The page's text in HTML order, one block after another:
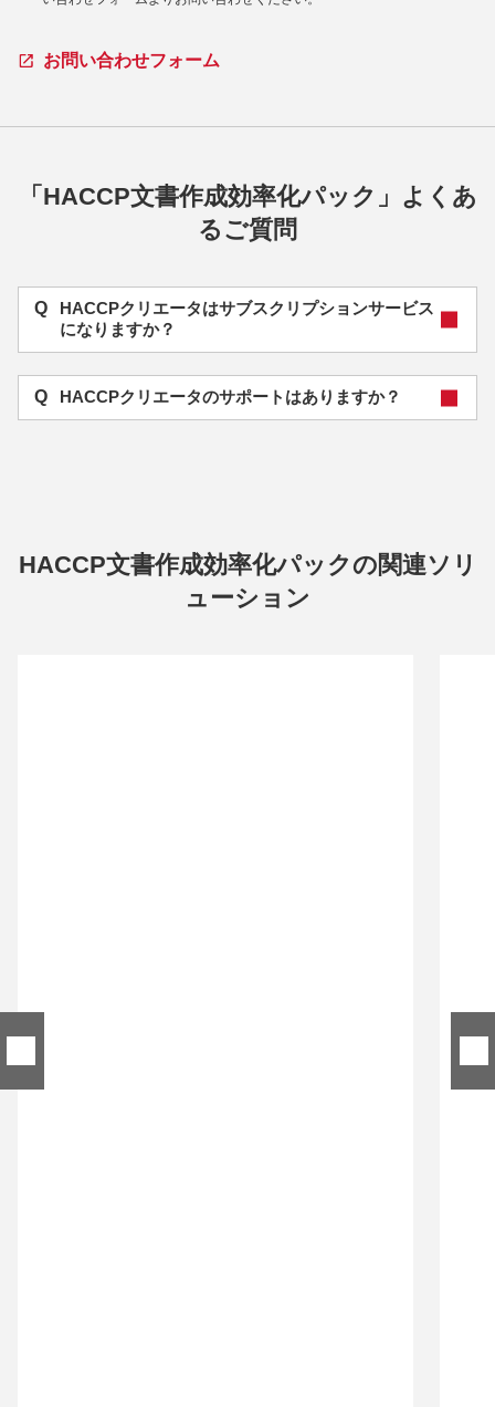
お問い合わせフォーム
「HACCP文書作成効率化パック」よくあ
るご質問
Q
HACCPクリエータはサブスクリプションサービス
になりますか？
Q HACCPクリエータのサポートはありますか？
HACCP文書作成効率化パックの関連ソリ
ューション